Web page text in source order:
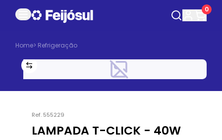
0
Home> Refrigeração
Ref. 555229
LAMPADA T-CLICK - 40W